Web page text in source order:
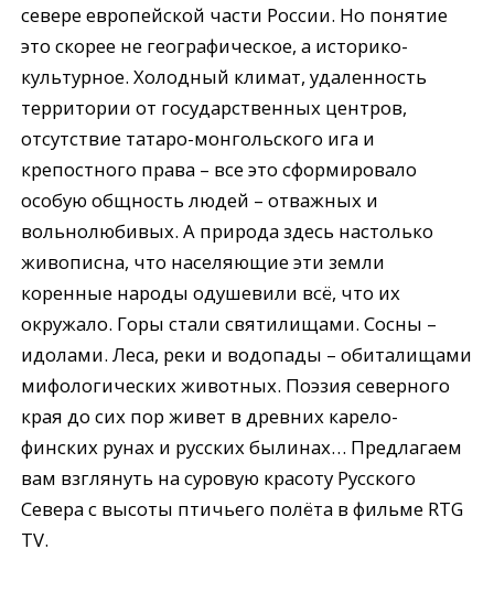
севере европейской части России. Но понятие
это скорее не географическое, а историко-
культурное. Холодный климат, удаленность
территории от государственных центров,
отсутствие татаро-монгольского ига и
крепостного права – все это сформировало
особую общность людей – отважных и
вольнолюбивых. А природа здесь настолько
живописна, что населяющие эти земли
коренные народы одушевили всё, что их
окружало. Горы стали святилищами. Сосны –
идолами. Леса, реки и водопады – обиталищами
мифологических животных. Поэзия северного
края до сих пор живет в древних карело-
финских рунах и русских былинах… Предлагаем
вам взглянуть на суровую красоту Русского
Севера с высоты птичьего полёта в фильме RTG
TV.